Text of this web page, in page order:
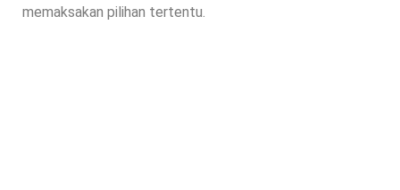
memaksakan pilihan tertentu.